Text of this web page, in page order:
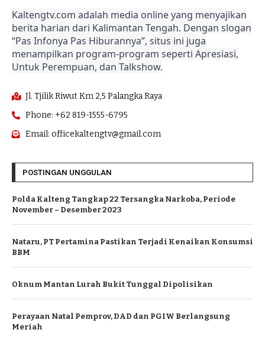
Kaltengtv.com adalah media online yang menyajikan
berita harian dari Kalimantan Tengah. Dengan slogan
“Pas Infonya Pas Hiburannya”, situs ini juga
menampilkan program-program seperti Apresiasi,
Untuk Perempuan, dan Talkshow.
Jl. Tjilik Riwut Km 2,5 Palangka Raya
Phone: +62 819-1555-6795
Email: officekaltengtv@gmail.com
POSTINGAN UNGGULAN
Polda Kalteng Tangkap 22 Tersangka Narkoba, Periode
November – Desember 2023
Nataru, PT Pertamina Pastikan Terjadi Kenaikan Konsumsi
BBM
Oknum Mantan Lurah Bukit Tunggal Dipolisikan
Perayaan Natal Pemprov, DAD dan PGIW Berlangsung
Meriah